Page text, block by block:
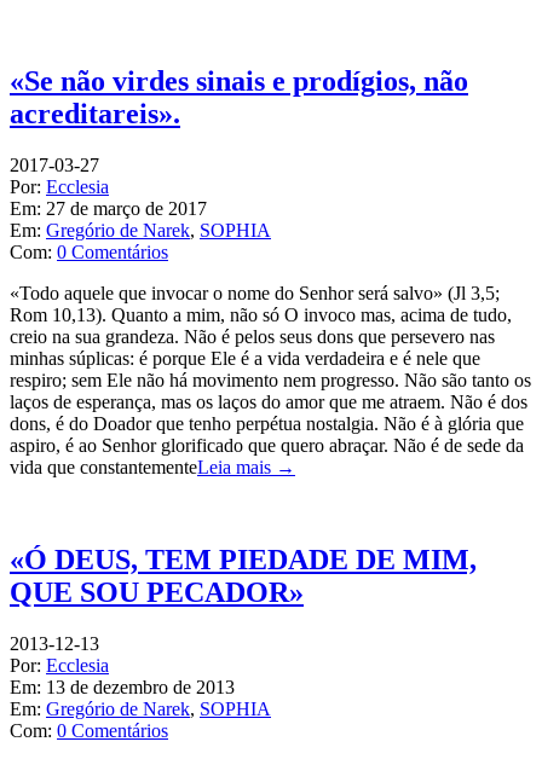
«Se não virdes sinais e prodígios, não
acreditareis».
2017-03-27
Por: Ecclesia
Em: 27 de março de 2017
Em: Gregório de Narek, SOPHIA
Com: 0 Comentários
«Todo aquele que invocar o nome do Senhor será salvo» (Jl 3,5;
Rom 10,13). Quanto a mim, não só O invoco mas, acima de tudo,
creio na sua grandeza. Não é pelos seus dons que persevero nas
minhas súplicas: é porque Ele é a vida verdadeira e é nele que
respiro; sem Ele não há movimento nem progresso. Não são tanto os
laços de esperança, mas os laços do amor que me atraem. Não é dos
dons, é do Doador que tenho perpétua nostalgia. Não é à glória que
aspiro, é ao Senhor glorificado que quero abraçar. Não é de sede da
vida que constantementeLeia mais →
«Ó DEUS, TEM PIEDADE DE MIM,
QUE SOU PECADOR»
2013-12-13
Por: Ecclesia
Em: 13 de dezembro de 2013
Em: Gregório de Narek, SOPHIA
Com: 0 Comentários